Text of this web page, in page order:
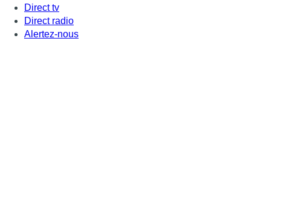
Direct tv
Direct radio
Alertez-nous